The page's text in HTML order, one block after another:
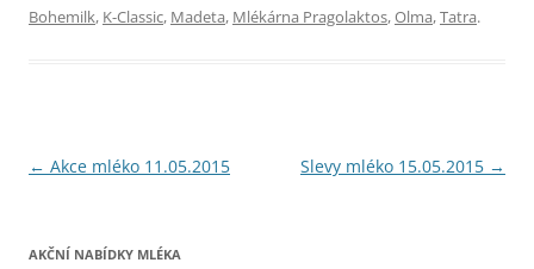
Bohemilk, K-Classic, Madeta, Mlékárna Pragolaktos,Olma,Tatra.
Navigace
← Akce mléko 11.05.2015 Slevy mléko 15.05.2015 →
AKČNÍ NABÍDKY MLÉKA